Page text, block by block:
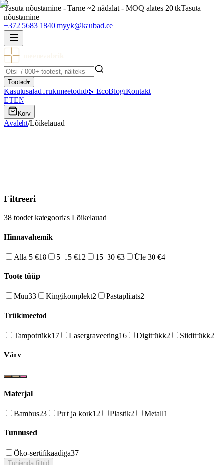
Tasuta nõustamine - Tarne ~2 nädalat - MOQ alates 20 tkTasuta
nõustamine
+372 5683 1840|myyk@kaubad.ee
Tooted▾
KasutusaladTrükimeetodid🌿 EcoBlogiKontakt
ETEN
Korv
Avaleht/Lõikelauad
Filtreeri
38 toodet kategoorias Lõikelauad
Hinnavahemik
Alla 5 €18 5–15 €12 15–30 €3 Üle 30 €4
Toote tüüp
Muu33 Kingikomplekt2 Pastapliiats2
Trükimeetod
Tampotrükk17 Lasergraveering16 Digitrükk2 Siiditrükk2
Värv
Materjal
Bambus23 Puit ja kork12 Plastik2 Metall1
Tunnused
Öko-sertifikaadiga37
Tühjenda filtrid